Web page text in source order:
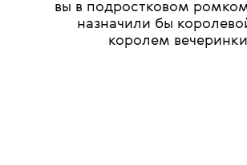
вы в подростковом
назначили бы
королем